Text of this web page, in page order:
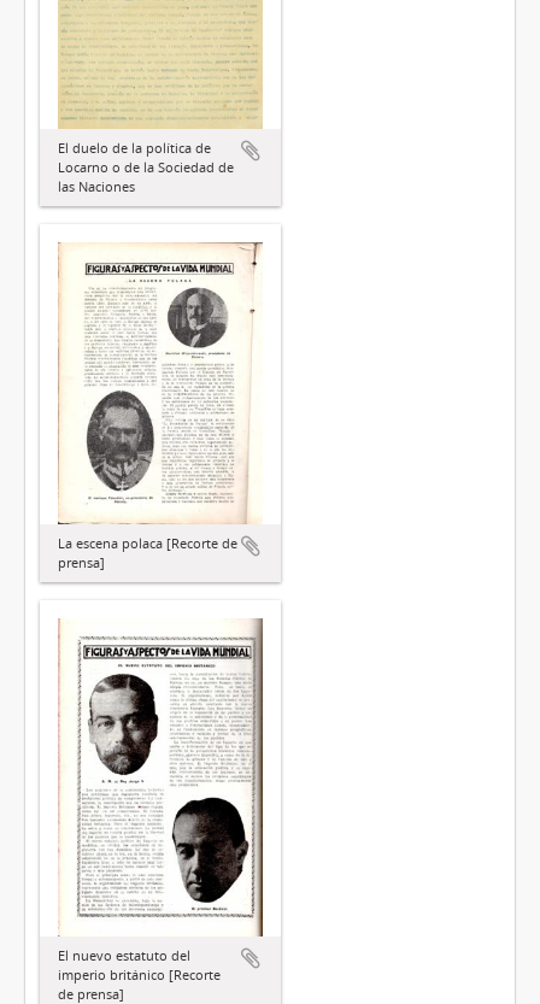
El duelo de la política de
Locarno o de la Sociedad de
las Naciones
La escena polaca [Recorte de
prensa]
El nuevo estatuto del
imperio británico [Recorte
de prensa]